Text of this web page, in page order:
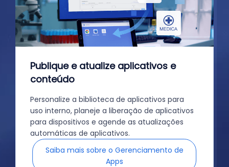
Publique e atualize aplicativos e
conteúdo
Personalize a biblioteca de aplicativos para
uso interno, planeje a liberação de aplicativos
para dispositivos e agende as atualizações
automáticas de aplicativos.
Saiba mais sobre o Gerenciamento de
Apps